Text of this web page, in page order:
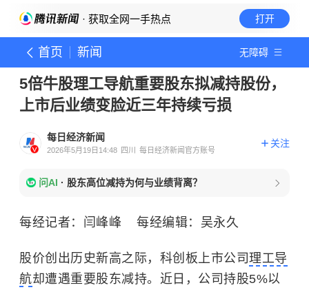
· 获取全网一手热点 打开
首页 新闻 无障碍
5倍牛股理工导航重要股东拟减持股份，
上市后业绩变脸近三年持续亏损
每日经济新闻
2026年5月19日14:48 四川 每日经济新闻官方账号
关注
问AI · 股东高位减持为何与业绩背离？
每经记者：闫峰峰 每经编辑：吴永久
股价创出历史新高之际，科创板上市公司 理工导
航却遭遇重要股东减持。近日，公司持股5%以